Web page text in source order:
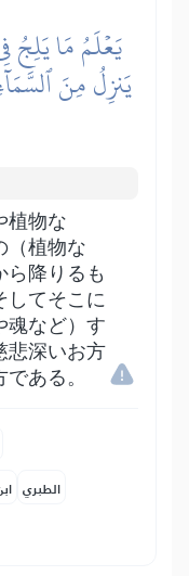
يَعۡلَمُ مَا يَلِجُ
يَنزِلُ مِنَ
植物な
（植物な
ら降りるも
してそこに
魂など）す
悲深いお方
ある。
الطبري